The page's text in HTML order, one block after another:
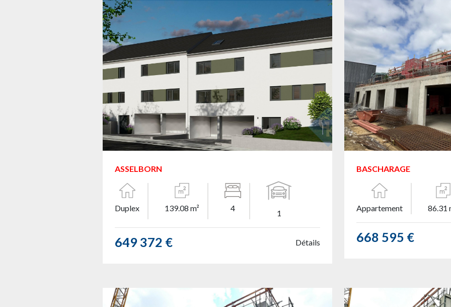
ASSELBORN
Duplex 139.08 m² 4
1
649 372 € Détails
BASCHARAGE
Appartement 86.31
668 595 €